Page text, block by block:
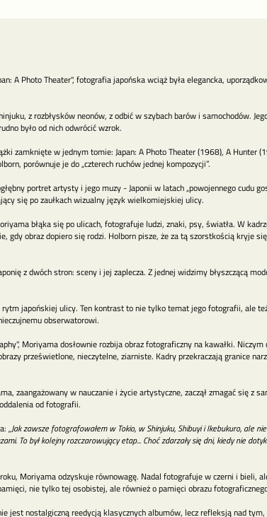
A Photo Theater", fotografia japońska wciąż była elegancka,
z rozbłysków neonów, z odbić w szybach barów i samochodów.
było od nich odwrócić wzrok.
zamknięte w jednym tomie: Japan: A Photo Theater (1968), A Hunter
porównuje je do „czterech ruchów jednej kompozycji”.
portret artysty i jego muzy - Japonii w latach „powojennego cudu
się po zaułkach wizualny język wielkomiejskiej ulicy.
błąka się po ulicach, fotografuje ludzi, znaki, psy, światła. W
gdy obraz dopiero się rodzi. Holborn pisze, że za tą szorstkością kryje
z dwóch stron: sceny i jej zaplecza. Z jednej widzimy błyszczącą
rytm japońskiej ulicy. Ten kontrast to nie tylko temat jego fotografii, ale
obserwatorowi.
Moriyama dosłownie rozbija obraz fotograficzny na kawałki.
prześwietlone, nieczytelne, ziarniste. Kadry przekraczają granice
zaangażowany w nauczanie i życie artystyczne, zaczął zmagać się z
od fotografii.
„Jak zawsze fotografowałem w Tokio, w Shinjuku, Shibuyi i Ikebukuro, ale
To był kolejny rozczarowujący etap... Choć zdarzały się dni, kiedy nie
Moriyama odzyskuje równowagę. Nadal fotografuje w czerni i bieli,
nie tylko tej osobistej, ale również o pamięci obrazu
jest nostalgiczną reedycją klasycznych albumów, lecz refleksją nad